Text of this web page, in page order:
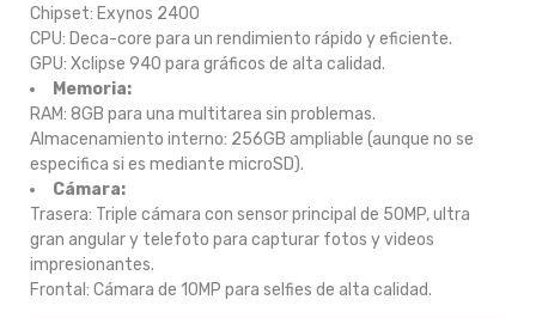
Chipset: Exynos 2400
CPU: Deca-core para un rendimiento rápido y eficiente.
GPU: Xclipse 940 para gráficos de alta calidad.
Memoria:
RAM: 8GB para una multitarea sin problemas.
Almacenamiento interno: 256GB ampliable (aunque no se
especifica si es mediante microSD).
Cámara:
Trasera: Triple cámara con sensor principal de 50MP, ultra
gran angular y telefoto para capturar fotos y videos
impresionantes.
Frontal: Cámara de 10MP para selfies de alta calidad.